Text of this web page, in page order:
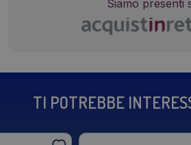
Siamo presenti
TI POTREBBE